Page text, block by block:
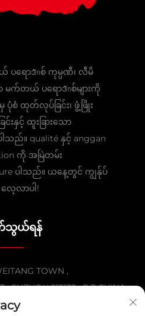
ပရောဒักစ် ကုမ္ပဏီ၊ လီမိ
က်တယ် ပရောဒักစ်များကို
ပုံစံ ထုတ်လုပ်ခြင်း၊ ဖွံ့ဖြိုး
နှင့် ထူးခြားသော
ါသည်။ qualité နှင့် anggan
ကို အမြဲတမ်း
ပါသည်။ ယနေ့တွင် ကျွန်ုပ်
ေ့လာပါ!
ယ်ရန်
TOWN ,
, SUZHOU 215132 , P.R.CHINA
5000 0863